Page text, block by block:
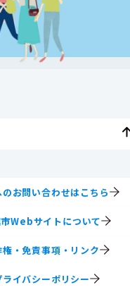
お問い合わせはこちら
Webサイトについて
権・免責事項・リンク
ライバシーポリシー